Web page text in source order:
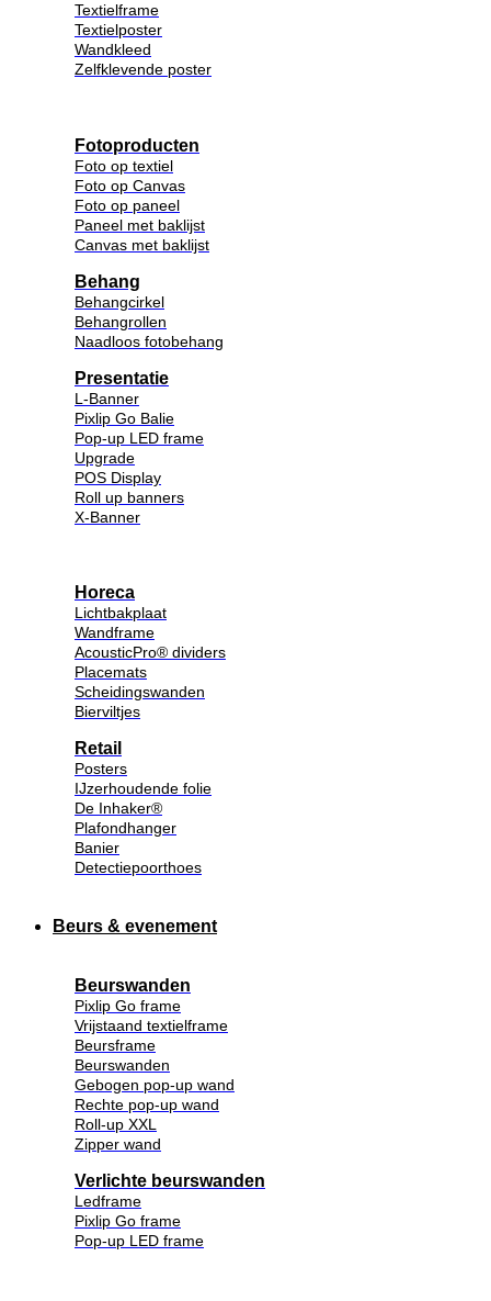
Textielframe
Textielposter
Wandkleed
Zelfklevende poster
Fotoproducten
Foto op textiel
Foto op Canvas
Foto op paneel
Paneel met baklijst
Canvas met baklijst
Behang
Behangcirkel
Behangrollen
Naadloos fotobehang
Presentatie
L-Banner
Pixlip Go Balie
Pop-up LED frame
Upgrade
POS Display
Roll up banners
X-Banner
Horeca
Lichtbakplaat
Wandframe
AcousticPro® dividers
Placemats
Scheidingswanden
Bierviltjes
Retail
Posters
IJzerhoudende folie
De Inhaker®
Plafondhanger
Banier
Detectiepoorthoes
Beurs & evenement
Beurswanden
Pixlip Go frame
Vrijstaand textielframe
Beursframe
Beurswanden
Gebogen pop-up wand
Rechte pop-up wand
Roll-up XXL
Zipper wand
Verlichte beurswanden
Ledframe
Pixlip Go frame
Pop-up LED frame